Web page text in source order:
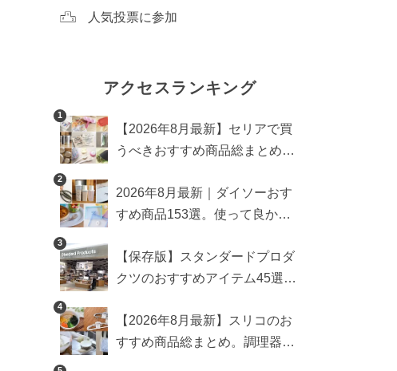
人気投票に参加
アクセスランキング
1
【2026年8月最新】セリアで買
うべきおすすめ商品総まとめ。
2
2026年8月最新｜ダイソーおす
すめ商品153選。使って良かっ
3
【保存版】スタンダードプロダ
クツのおすすめアイテム45選。
4
【2026年8月最新】スリコのお
すすめ商品総まとめ。調理器具